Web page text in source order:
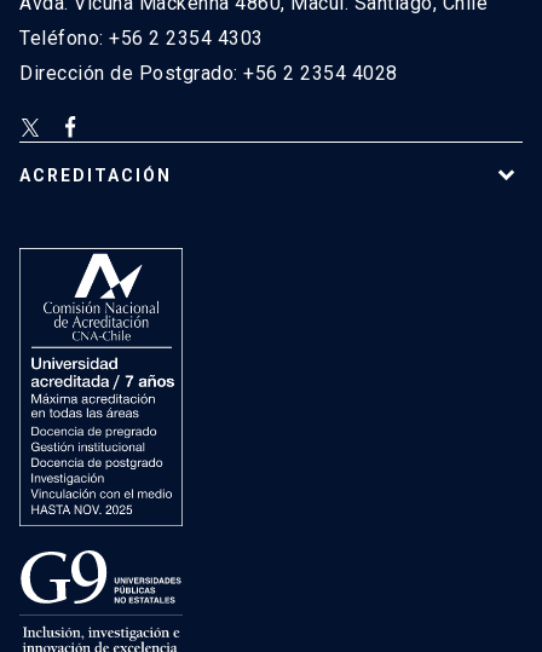
Teléfono: +56 2 2354 4303
Dirección de Postgrado: +56 2 2354 4028
ACREDITACIÓN